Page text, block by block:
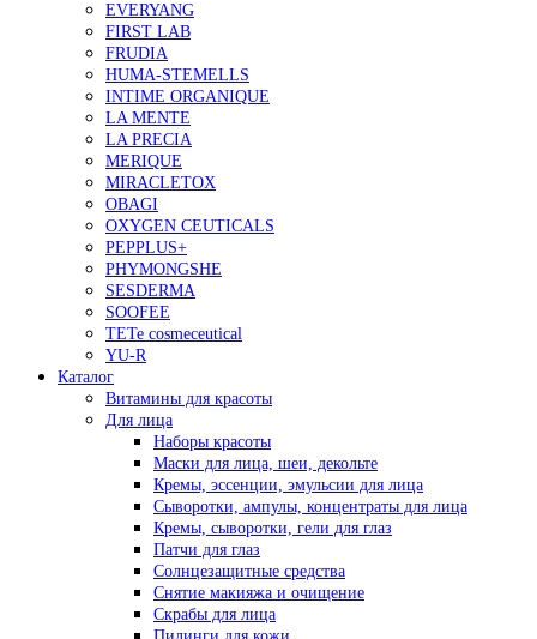
EVERYANG
FIRST LAB
FRUDIA
HUMA-STEMELLS
INTIME ORGANIQUE
LA MENTE
LA PRECIA
MERIQUE
MIRACLETOX
OBAGI
OXYGEN CEUTICALS
PEPPLUS+
PHYMONGSHE
SESDERMA
SOOFEE
TETe cosmeceutical
YU-R
Каталог
Витамины для красоты
Для лица
Наборы красоты
Маски для лица, шеи, декольте
Кремы, эссенции, эмульсии для лица
Сыворотки, ампулы, концентраты для лица
Кремы, сыворотки, гели для глаз
Патчи для глаз
Солнцезащитные средства
Снятие макияжа и очищение
Скрабы для лица